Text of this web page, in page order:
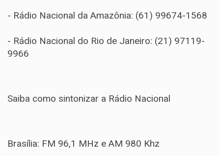
- Rádio Nacional da Amazônia: (61) 99674-1568
- Rádio Nacional do Rio de Janeiro: (21) 97119-
9966
Saiba como sintonizar a Rádio Nacional
Brasília: FM 96,1 MHz e AM 980 Khz